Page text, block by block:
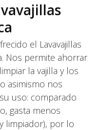
el Lavavajillas
Nos permite ahorrar
la vajilla y los
asimismo nos
uso: comparado
gasta menos
limpiador), por lo